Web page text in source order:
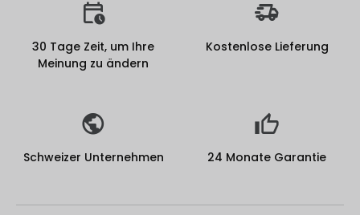
30 Tage Zeit, um Ihre
Meinung zu ändern
Kostenlose Lieferung
Schweizer Unternehmen 24 Monate Garantie